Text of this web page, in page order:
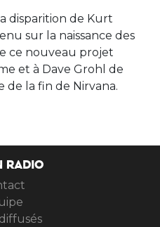
disparition de Kurt
sur la naissance des
ce nouveau projet
et à Dave Grohl de
la fin de Nirvana.
RADIO